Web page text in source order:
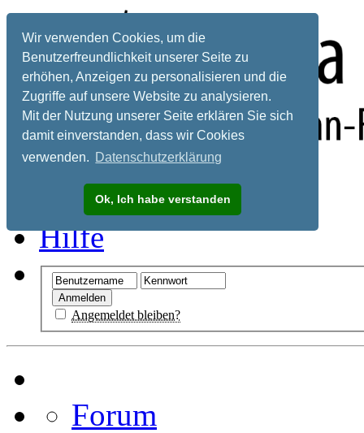
Wir verwenden Cookies, um die
Benutzerfreundlichkeit unserer Seite zu
erhöhen, Anzeigen zu personalisieren und die
Zugriffe auf unsere Website zu analysieren.
Mit der Nutzung unserer Seite erklären Sie sich
damit einverstanden, dass wir Cookies
verwenden. Datenschutzerklärung
Ok, Ich habe verstanden
Registrieren
Hilfe
Angemeldet bleiben?
Forum